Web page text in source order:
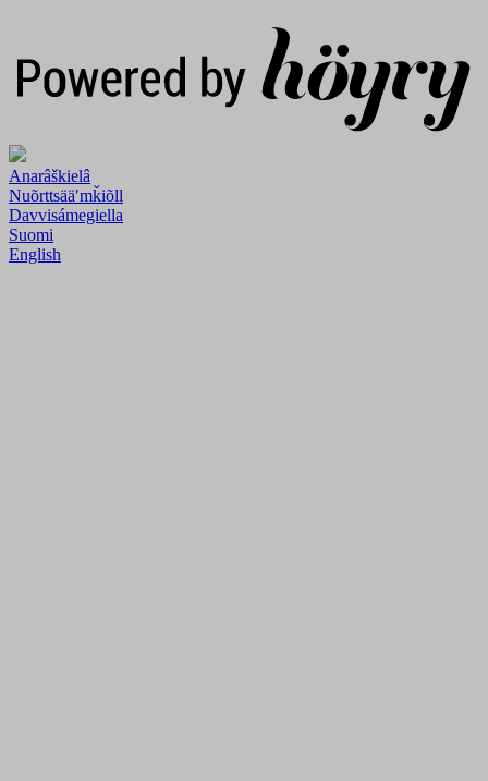
Anarâškielâ
Nuõrttsääʹmǩiõll
Davvisámegiella
Suomi
English